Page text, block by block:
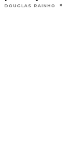
DOUGLAS RAINHO